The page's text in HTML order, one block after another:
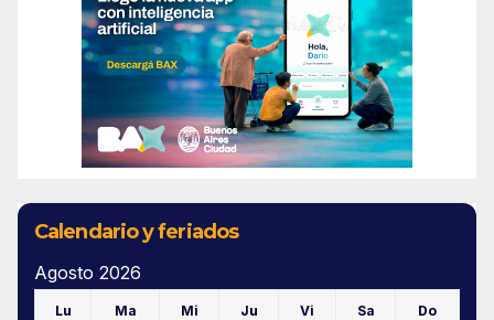
Calendario y feriados
Agosto 2026
Lu Ma Mi Ju Vi Sa Do